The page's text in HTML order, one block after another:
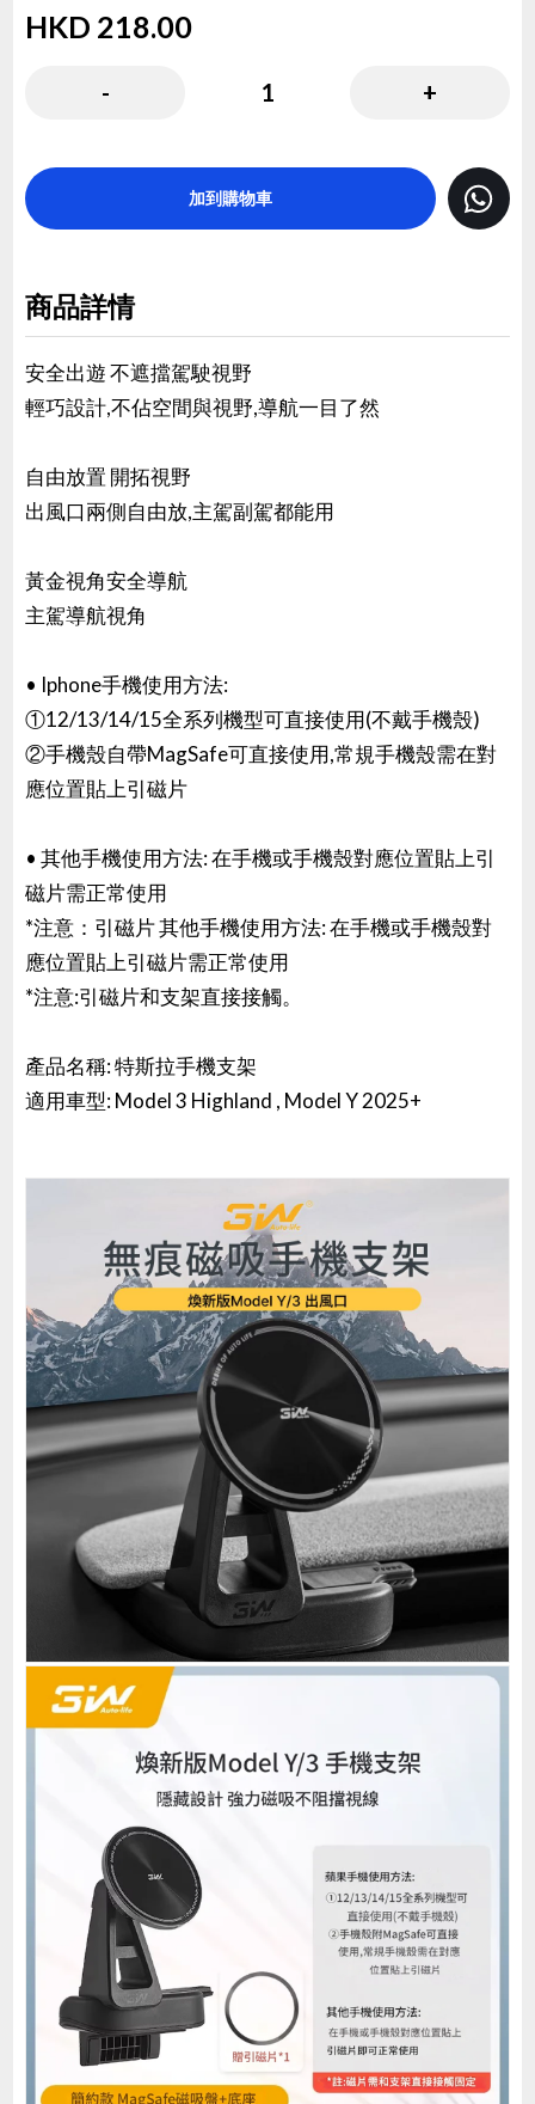
HKD 218.00
- 1 +
加到購物車
商品詳情
安全出遊 不遮擋駕駛視野
輕巧設計,不佔空間與視野,導航一目了然
自由放置 開拓視野
出風口兩側自由放,主駕副駕都能用
黃金視角安全導航
主駕導航視角
• Iphone手機使用方法:
①12/13/14/15全系列機型可直接使用(不戴手機殼)
②手機殼自帶MagSafe可直接使用,常規手機殼需在對
應位置貼上引磁片
• 其他手機使用方法: 在手機或手機殼對應位置貼上引
磁片需正常使用
*注意：引磁片 其他手機使用方法: 在手機或手機殼對
應位置貼上引磁片需正常使用
*注意:引磁片和支架直接接觸。
產品名稱: 特斯拉手機支架
適用車型: Model 3 Highland , Model Y 2025+